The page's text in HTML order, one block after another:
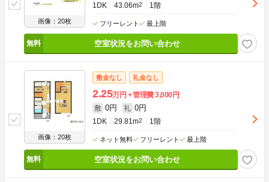
画像：20枚
1DK 43.06m2 1階
フリーレント 最上階
空室状況をお問い合わせ
画像：20枚
敷金なし 礼金なし
2.25万円 管理費3,000円
敷 0円 礼 0円
1DK 29.81m2 1階
ネット無料 フリーレント 最上階
空室状況をお問い合わせ